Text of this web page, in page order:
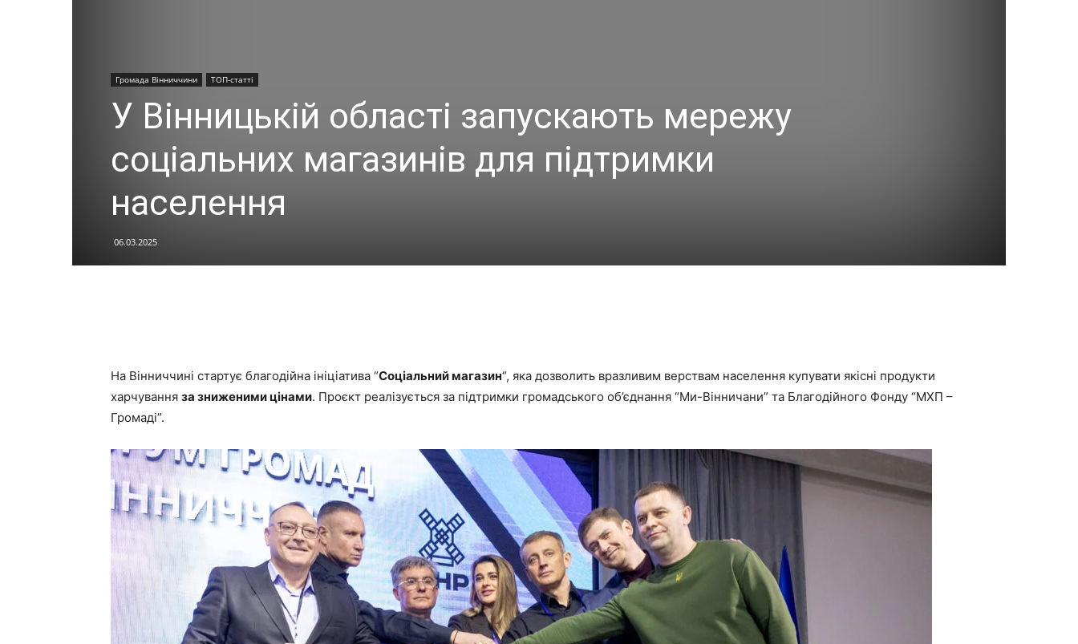
Громада Вінниччини ТОП-статті
У Вінницькій області запускають мережу
соціальних магазинів для підтримки
населення
06.03.2025
На Вінниччині стартує благодійна ініціатива “Соціальний магазин“, яка дозволить вразливим верствам населення купувати якісні продукти
харчування за зниженими цінами. Проєкт реалізується за підтримки громадського об’єднання “Ми-Вінничани” та Благодійного Фонду “МХП –
Громаді”.